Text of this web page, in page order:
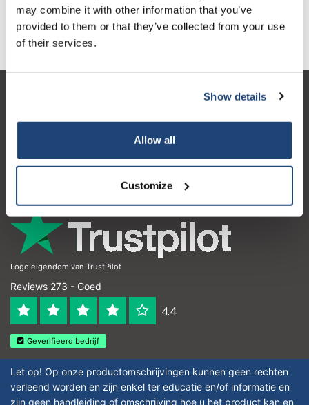
may combine it with other information that you’ve
provided to them or that they’ve collected from your use
of their services.
Show details
Allow all
Customize
Informatie
Contactgegevens
Logo eigendom van TrustPilot
Reviews 273 - Goed
4.4
Geverifieerd bedrijf
Let op! Op onze productomschrijvingen kunnen geen rechten
verleend worden en zijn enkel ter educatie en/of informatie en
zijn geen handleiding of omschrijving hoe u het product kan en